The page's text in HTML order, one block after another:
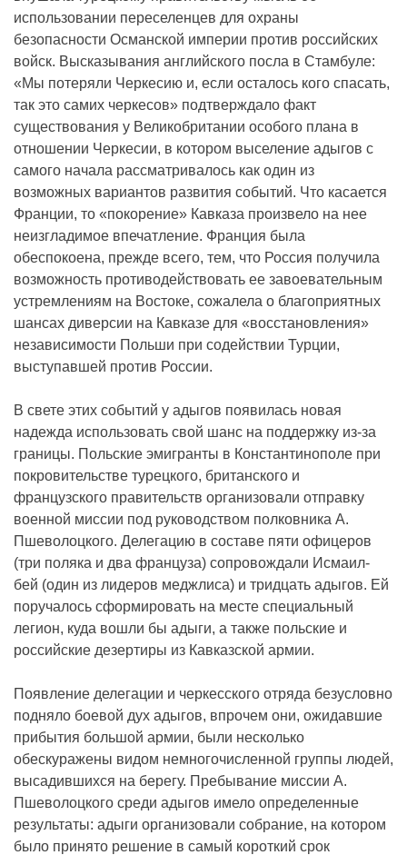
использовании переселенцев для охраны
безопасности Османской империи против российских
войск. Высказывания английского посла в Стамбуле:
«Мы потеряли Черкесию и, если осталось кого спасать,
так это самих черкесов» подтверждало факт
существования у Великобритании особого плана в
отношении Черкесии, в котором выселение адыгов с
самого начала рассматривалось как один из
возможных вариантов развития событий. Что касается
Франции, то «покорение» Кавказа произвело на нее
неизгладимое впечатление. Франция была
обеспокоена, прежде всего, тем, что Россия получила
возможность противодействовать ее завоевательным
устремлениям на Востоке, сожалела о благоприятных
шансах диверсии на Кавказе для «восстановления»
независимости Польши при содействии Турции,
выступавшей против России.
В свете этих событий у адыгов появилась новая
надежда использовать свой шанс на поддержку из-за
границы. Польские эмигранты в Константинополе при
покровительстве турецкого, британского и
французского правительств организовали отправку
военной миссии под руководством полковника А.
Пшеволоцкого. Делегацию в составе пяти офицеров
(три поляка и два француза) сопровождали Исмаил-
бей (один из лидеров меджлиса) и тридцать адыгов. Ей
поручалось сформировать на месте специальный
легион, куда вошли бы адыги, а также польские и
российские дезертиры из Кавказской армии.
Появление делегации и черкесского отряда безусловно
подняло боевой дух адыгов, впрочем они, ожидавшие
прибытия большой армии, были несколько
обескуражены видом немногочисленной группы людей,
высадившихся на берегу. Пребывание миссии А.
Пшеволоцкого среди адыгов имело определенные
результаты: адыги организовали собрание, на котором
было принято решение в самый короткий срок